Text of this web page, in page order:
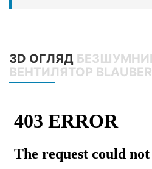
3D ОГЛЯД
ВЕНТИЛЯТОР